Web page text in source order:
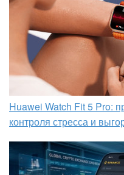
Huawei Watch Fit 5 Pro:
контроля стресса и